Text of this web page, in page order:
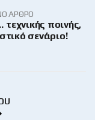
ΆΡΘΡΟ
τεχνικής ποινής,
σενάριο!